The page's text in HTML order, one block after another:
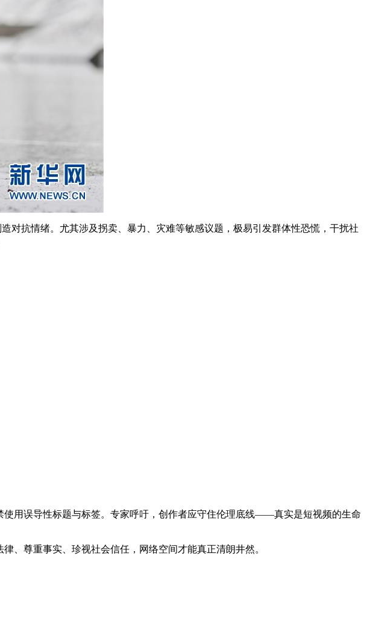
对抗情绪。尤其涉及拐卖、暴力、灾难等敏感议题，极易引发群体性恐慌，干扰社
使用误导性标题与标签。专家呼吁，创作者应守住伦理底线——真实是短视频的生命
、尊重事实、珍视社会信任，网络空间才能真正清朗井然。